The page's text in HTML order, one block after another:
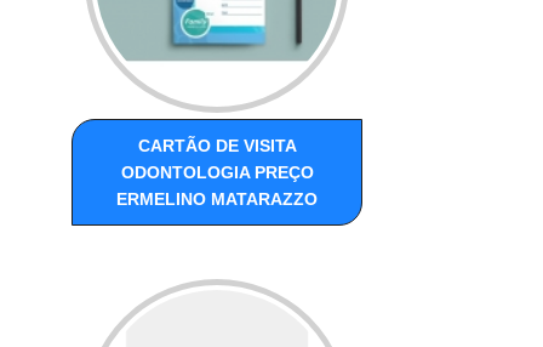
CARTÃO DE VISITA
ODONTOLOGIA PREÇO
ERMELINO MATARAZZO